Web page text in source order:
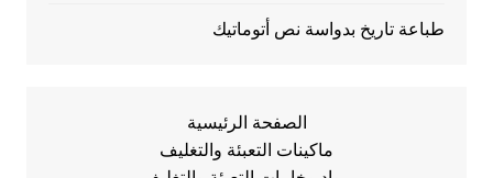
طباعة تاريخ بدواسة نص أتوماتيك
الصفحة الرئيسية
ماكينات التعبئة والتغليف